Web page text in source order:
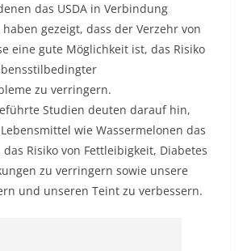
das USDA in Verbindung
gezeigt, dass der Verzehr von
eine gute Möglichkeit ist, das Risiko
zu verringern.
Studien deuten darauf hin,
wie Wassermelonen das
Risiko von Fettleibigkeit, Diabetes
zu verringern sowie unsere
und unseren Teint zu verbessern.